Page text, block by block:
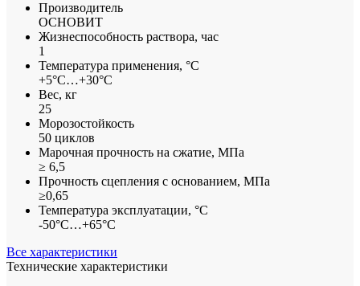
Производитель
ОСНОВИТ
Жизнеспособность раствора, час
1
Температура применения, °С
+5°С…+30°С
Вес, кг
25
Морозостойкость
50 циклов
Марочная прочность на сжатие, МПа
≥ 6,5
Прочность сцепления с основанием, МПа
≥0,65
Температура эксплуатации, °С
-50°С…+65°С
Все характеристики
Технические характеристики